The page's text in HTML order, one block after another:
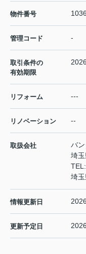
物件番号
管理コード -
取引条件の
有効期限
リフォーム ---
リノベーション --
取扱会社
バ
埼
TEL:
埼
情報更新日
更新予定日